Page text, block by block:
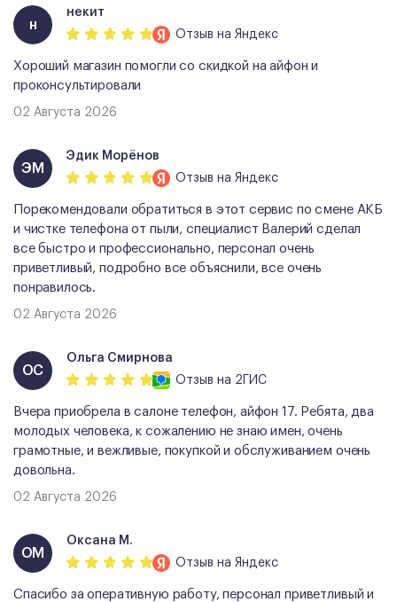
н
некит
Отзыв на Яндекс
Хороший магазин помогли со скидкой на айфон и
проконсультировали
02 Августа 2026
ЭМ
Эдик Морёнов
Отзыв на Яндекс
Порекомендовали обратиться в этот сервис по смене АКБ
и чистке телефона от пыли, специалист Валерий сделал
все быстро и профессионально, персонал очень
приветливый, подробно все объяснили, все очень
понравилось.
02 Августа 2026
ОС
Ольга Смирнова
Отзыв на 2ГИС
Вчера приобрела в салоне телефон, айфон 17. Ребята, два
молодых человека, к сожалению не знаю имен, очень
грамотные, и вежливые, покупкой и обслуживанием очень
довольна.
02 Августа 2026
ОМ
Оксана М.
Отзыв на Яндекс
Спасибо за оперативную работу, персонал приветливый и